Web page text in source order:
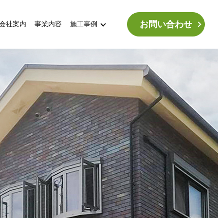
社案内 事業内容 施工事例 お問い合わせ